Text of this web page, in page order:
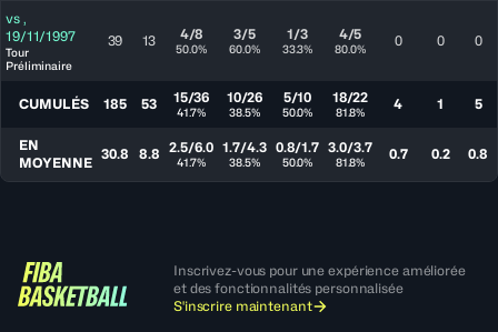
vs ,
19/11/1997
Tour
Préliminaire
39 13 4/8
50.0%
3/5
60.0%
1/3
33.3%
4/5
80.0% 0 0 0
CUMULÉS 185 53 15/36
41.7%
10/26
38.5%
5/10
50.0%
18/22
81.8% 4 1 5
EN
MOYENNE
30.8 8.8 2.5/6.0
41.7%
1.7/4.3
38.5%
0.8/1.7
50.0%
3.0/3.7
81.8% 0.7 0.2 0.8
Inscrivez-vous pour une expérience améliorée
et des fonctionnalités personnalisée
S'inscrire maintenant